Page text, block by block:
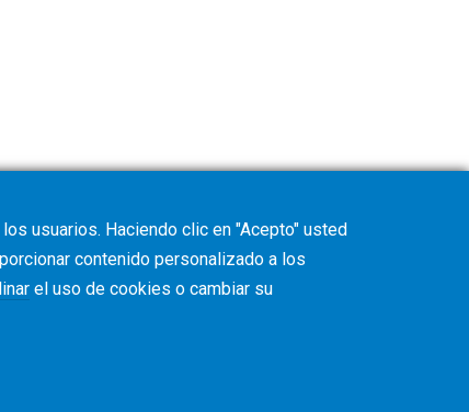
usuarios. Haciendo clic en "Acepto" usted
contenido personalizado a los
el uso de cookies o cambiar su